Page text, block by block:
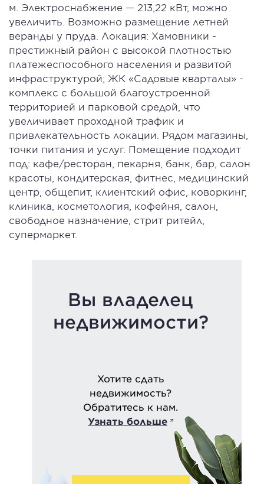
м. Элeктpoснабжение — 213,22 кВт, можно
увеличить. Возможно размещение летней
веранды у пруда. Локация: Хамовники -
престижный район с высокой плотностью
платежеспособного населения и развитой
инфраструктурой; ЖК «Садовые кварталы» -
комплекс с большой благоустроенной
территорией и парковой средой, что
увеличивает проходной трафик и
привлекательность локации. Рядом магазины,
точки питания и услуг. Помещение подходит
под: кафе/ресторан, пекарня, банк, бар, салон
красоты, кондитерская, фитнес, медицинский
центр, общепит, клиентский офис, коворкинг,
клиника, косметология, кофейня, салон,
свободное назначение, стрит ритейл,
супермаркет.
Вы владелец
недвижимости?
Хотите сдать
недвижимость?
Обратитесь к нам.
Узнать больше